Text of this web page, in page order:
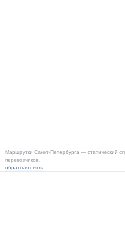
Маршрутки Санкт-Петербурга — статический
перевозчиков.
обратная связь